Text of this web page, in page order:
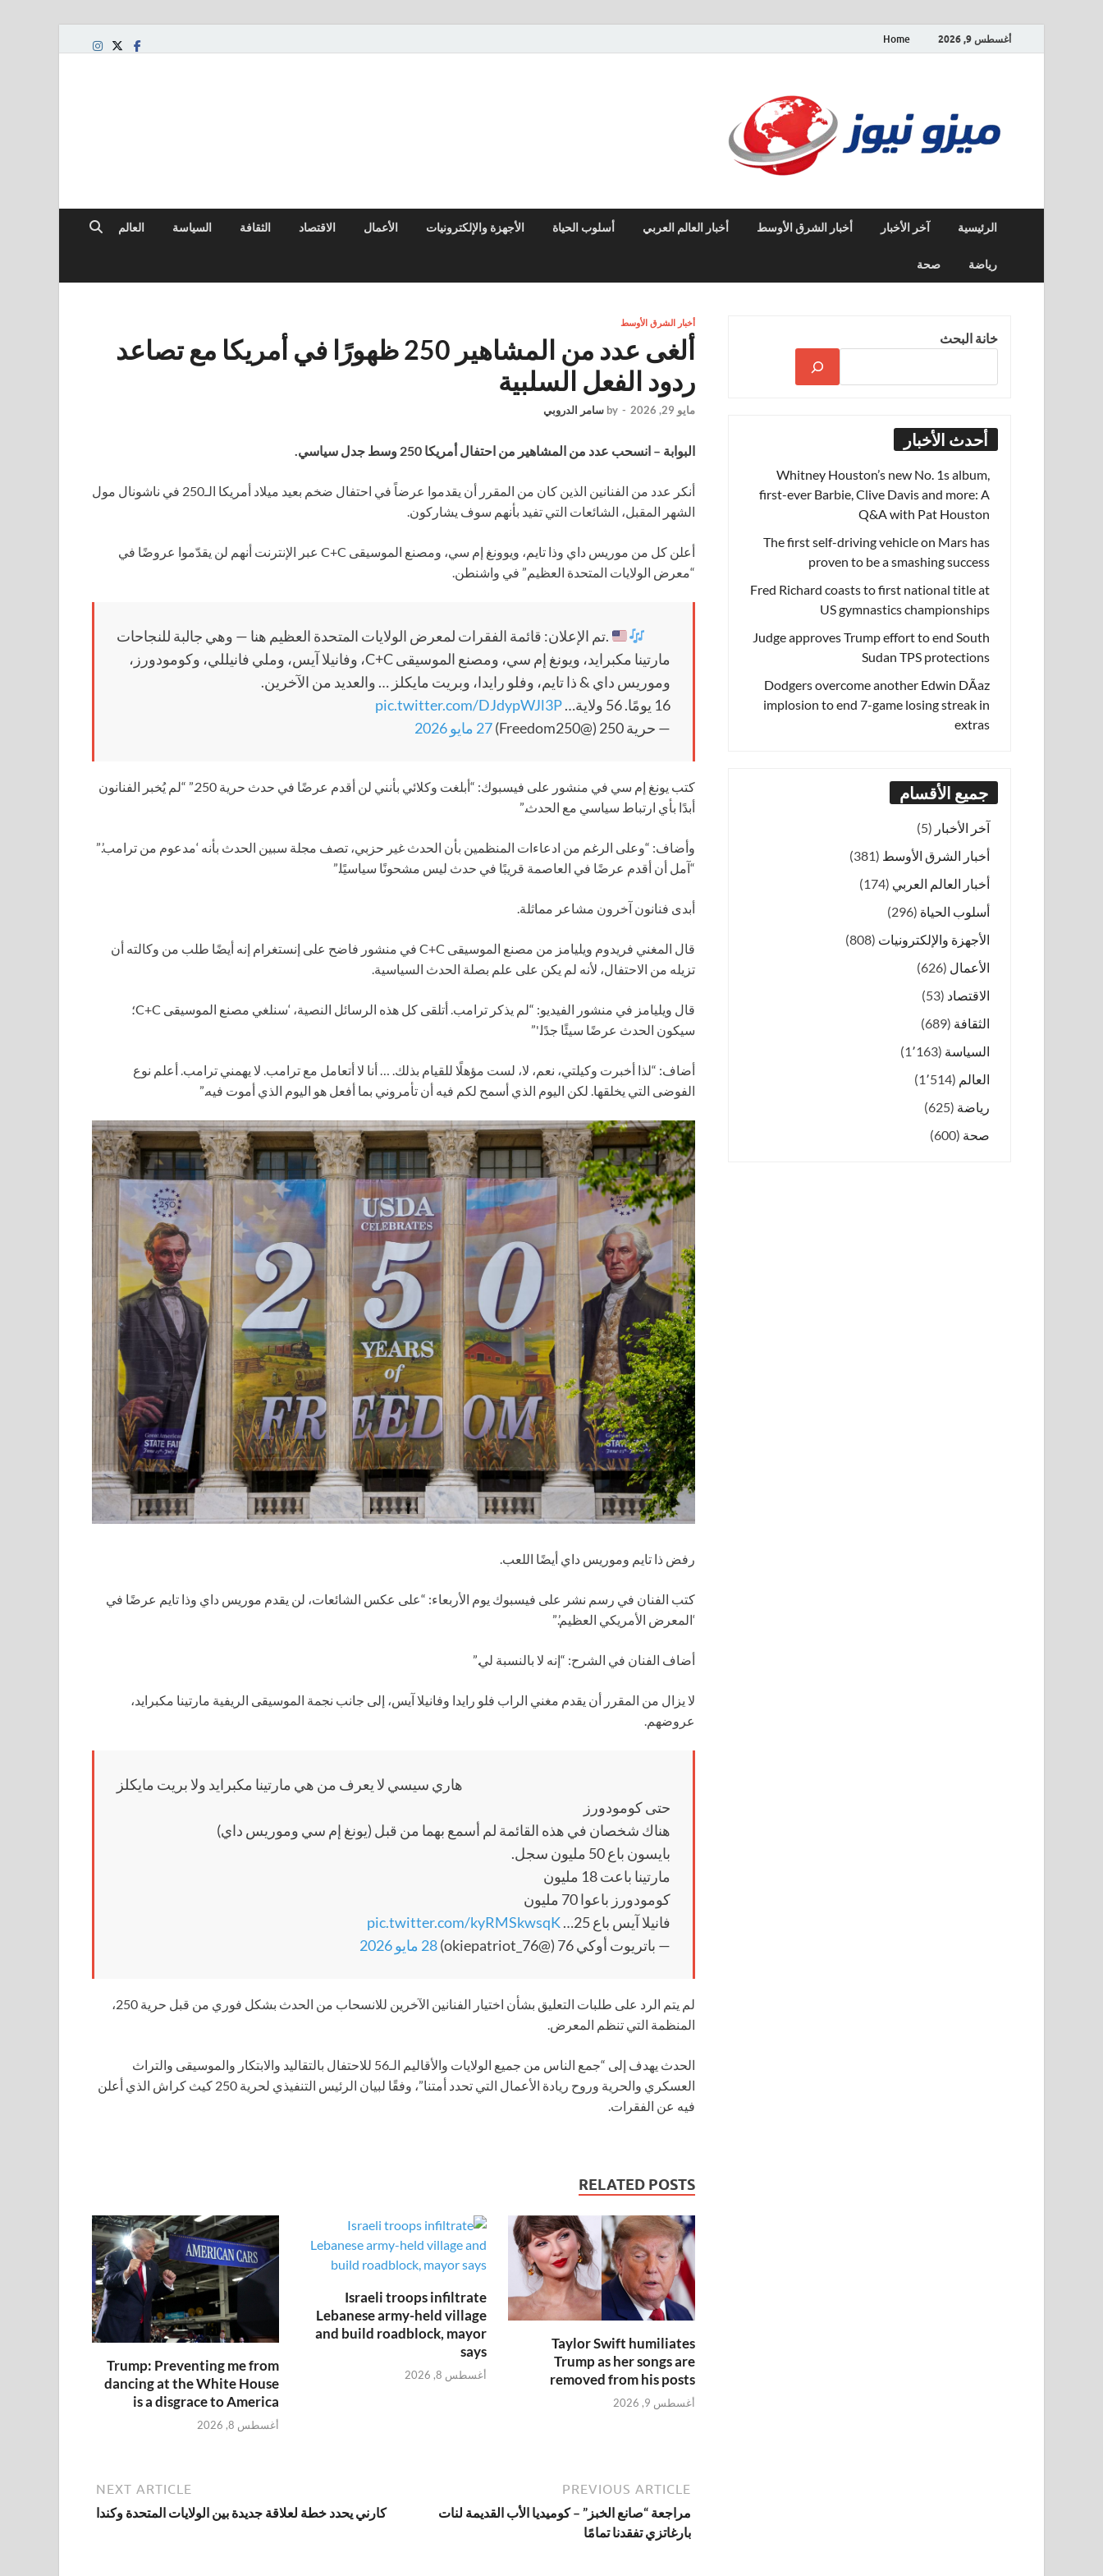
أغسطس 9, 2026 Home
الرئيسية آخر الأخبار أخبار الشرق الأوسط أخبار العالم العربي أسلوب الحياة الأجهزة والإلكترونيات الأعمال الاقتصاد الثقافة السياسة العالم
رياضة صحة
أخبار الشرق الأوسط
ألغى عدد من المشاهير 250 ظهورًا في أمريكا مع تصاعد
ردود الفعل السلبية
مايو 29, 2026 -
by سامر الدروبي
البوابة – انسحب عدد من المشاهير من احتفال أمريكا 250 وسط جدل سياسي.
أنكر عدد من الفنانين الذين كان من المقرر أن يقدموا عرضاً في احتفال ضخم بعيد ميلاد أمريكا الـ250 في ناشونال مول
الشهر المقبل، الشائعات التي تفيد بأنهم سوف يشاركون.
أعلن كل من موريس داي وذا تايم، ويوونغ إم سي، ومصنع الموسيقى C+C عبر الإنترنت أنهم لن يقدّموا عروضًا في
“معرض الولايات المتحدة العظيم” في واشنطن.
تم الإعلان: قائمة الفقرات لمعرض الولايات المتحدة العظيم هنا — وهي جالبة للنجاحات.
مارتينا مكبرايد، ويونغ إم سي، ومصنع الموسيقى C+C، وفانيلا آيس، وملي فانيللي، وكومودورز،
وموريس داي & ذا تايم، وفلو رايدا، وبريت مايكلز … والعديد من الآخرين.
16 يومًا. 56 ولاية…
pic.twitter.com/DJdypWJl3P
— حرية 250 (@Freedom250)
27 مايو 2026
كتب يونغ إم سي في منشور على فيسبوك: “أبلغت وكلائي بأنني لن أقدم عرضًا في حدث حرية 250.” “لم يُخبر الفنانون
أبدًا بأي ارتباط سياسي مع الحدث.”
وأضاف: “وعلى الرغم من ادعاءات المنظمين بأن الحدث غير حزبي، تصف مجلة سبين الحدث بأنه ‘مدعوم من ترامب’.”
“آمل أن أقدم عرضًا في العاصمة قريبًا في حدث ليس مشحونًا سياسيًا.”
أبدى فنانون آخرون مشاعر مماثلة.
قال المغني فريدوم ويليامز من مصنع الموسيقى C+C في منشور فاضح على إنستغرام إنه أيضًا طلب من وكالته أن
تزيله من الاحتفال، لأنه لم يكن على علم بصلة الحدث السياسية.
قال ويليامز في منشور الفيديو: “لم يذكر ترامب. أتلقى كل هذه الرسائل النصية، ‘سنلغي مصنع الموسيقى C+C؛
سيكون الحدث عرضًا سيئًا جدًا.'”
أضاف: “لذا أخبرت وكيلتي، نعم، لا، لست مؤهلًا للقيام بذلك. … أنا لا أتعامل مع ترامب. لا يهمني ترامب. أعلم نوع
الفوضى التي يخلقها. لكن اليوم الذي أسمح لكم فيه أن تأمروني بما أفعل هو اليوم الذي أموت فيه.”
رفض ذا تايم وموريس داي أيضًا اللعب.
كتب الفنان في رسم نشر على فيسبوك يوم الأربعاء: “على عكس الشائعات، لن يقدم موريس داي وذا تايم عرضًا في
‘المعرض الأمريكي العظيم’.”
أضاف الفنان في الشرح: “إنه لا بالنسبة لي.”
لا يزال من المقرر أن يقدم مغني الراب فلو رايدا وفانيلا آيس، إلى جانب نجمة الموسيقى الريفية مارتينا مكبرايد،
عروضهم.
هاري سيسي لا يعرف من هي مارتينا مكبرايد ولا بريت مايكلز
حتى كومودورز
هناك شخصان في هذه القائمة لم أسمع بهما من قبل (يونغ إم سي وموريس داي)
بايسون باع 50 مليون سجل.
مارتينا باعت 18 مليون
كومودورز باعوا 70 مليون
فانيلا آيس باع 25…
pic.twitter.com/kyRMSkwsqK
— باتريوت أوكي 76 (@okiepatriot_76)
28 مايو 2026
لم يتم الرد على طلبات التعليق بشأن اختيار الفنانين الآخرين للانسحاب من الحدث بشكل فوري من قبل حرية 250،
المنظمة التي تنظم المعرض.
الحدث يهدف إلى “جمع الناس من جميع الولايات والأقاليم الـ56 للاحتفال بالتقاليد والابتكار والموسيقى والتراث
العسكري والحرية وروح ريادة الأعمال التي تحدد أمتنا”، وفقًا لبيان الرئيس التنفيذي لحرية 250 كيث كراش الذي أعلن
فيه عن الفقرات.
RELATED POSTS
Taylor Swift humiliates
Trump as her songs are
removed from his posts
أغسطس 9, 2026
Israeli troops infiltrate
Lebanese army-held village
and build roadblock, mayor
says
أغسطس 8, 2026
Trump: Preventing me from
dancing at the White House
is a disgrace to America
أغسطس 8, 2026
PREVIOUS ARTICLE
مراجعة “صانع الخبز” – كوميديا الأب القديمة لنات
بارغاتزي تفقدنا تمامًا
NEXT ARTICLE
كارني يحدد خطة لعلاقة جديدة بين الولايات المتحدة وكندا
خانة البحث
أحدث الأخبار
Whitney Houston’s new No. 1s album,
first-ever Barbie, Clive Davis and more: A
Q&A with Pat Houston
The first self-driving vehicle on Mars has
proven to be a smashing success
Fred Richard coasts to first national title at
US gymnastics championships
Judge approves Trump effort to end South
Sudan TPS protections
Dodgers overcome another Edwin DÃ­az
implosion to end 7-game losing streak in
extras
جميع الأقسام
آخر الأخبار (5)
أخبار الشرق الأوسط (381)
أخبار العالم العربي (174)
أسلوب الحياة (296)
الأجهزة والإلكترونيات (808)
الأعمال (626)
الاقتصاد (53)
الثقافة (689)
السياسة (1٬163)
العالم (1٬514)
رياضة (625)
صحة (600)